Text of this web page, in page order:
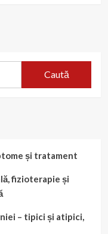
Caută
și tratament
fizioterapie și
– tipici și atipici,